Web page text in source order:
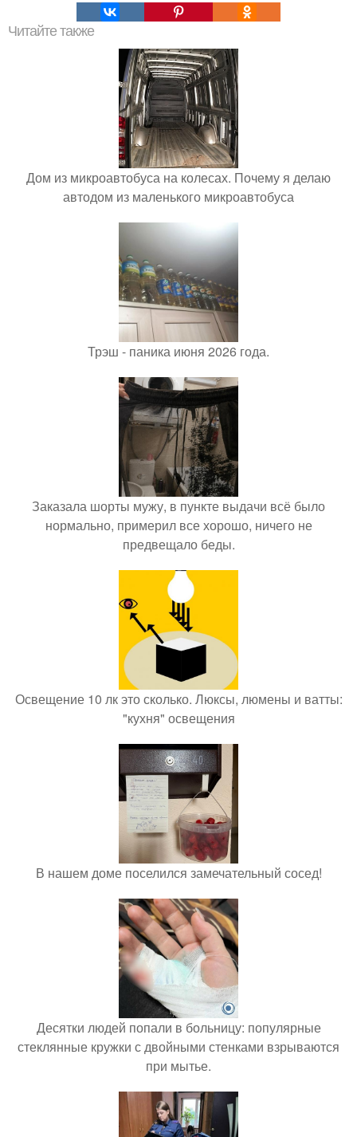
Читайте также
Дом из микроавтобуса на колесах. Почему я делаю
автодом из маленького микроавтобуса
Трэш - паника июня 2026 года.
Заказала шорты мужу, в пункте выдачи всё было
нормально, примерил все хорошо, ничего не
предвещало беды.
Освещение 10 лк это сколько. Люксы, люмены и ватты:
"кухня" освещения
В нашем доме поселился замечательный сосед!
Десятки людей попали в больницу: популярные
стеклянные кружки с двойными стенками взрываются
при мытье.